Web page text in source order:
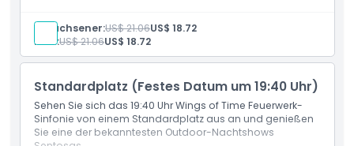
Feuerwerk-Symphonie
Gültig entweder für die 19:40 Uhr oder 20:40 Uhr
Vorstellung
Premium-Betrachtungsort mit besseren
Komfortableres Seherlebnis
Flexible Eintrittskarte mit offenem Datum
Erwachsener:US$ 21.06US$ 18.72
Kind:US$ 21.06US$ 18.72
Standardplatz (Festes Datum um 19:40 Uhr)
Sehen Sie sich das 19:40 Uhr Wings of Time Feuerwerk-
Sinfonie von einem Standardplatz aus an und genießen
Sie eine der bekanntesten Outdoor-Nachtshows